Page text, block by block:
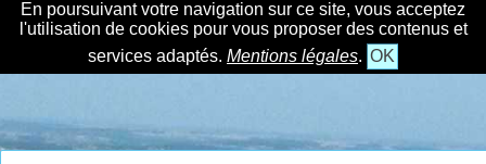
En poursuivant votre navigation sur ce site, vous acceptez
l'utilisation de cookies pour vous proposer des contenus et
services adaptés. Mentions légales. OK